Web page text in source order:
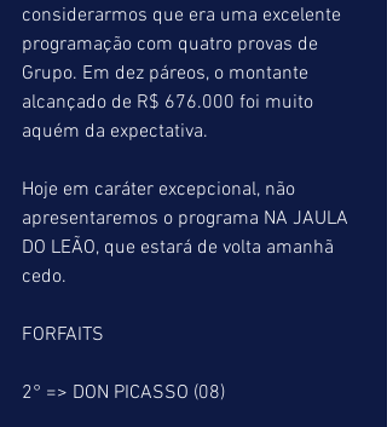
considerarmos que era uma excelente
programação com quatro provas de
Grupo. Em dez páreos, o montante
alcançado de R$ 676.000 foi muito
aquém da expectativa.
Hoje em caráter excepcional, não
apresentaremos o programa NA JAULA
DO LEÃO, que estará de volta amanhã
cedo.
FORFAITS
2° => DON PICASSO (08)